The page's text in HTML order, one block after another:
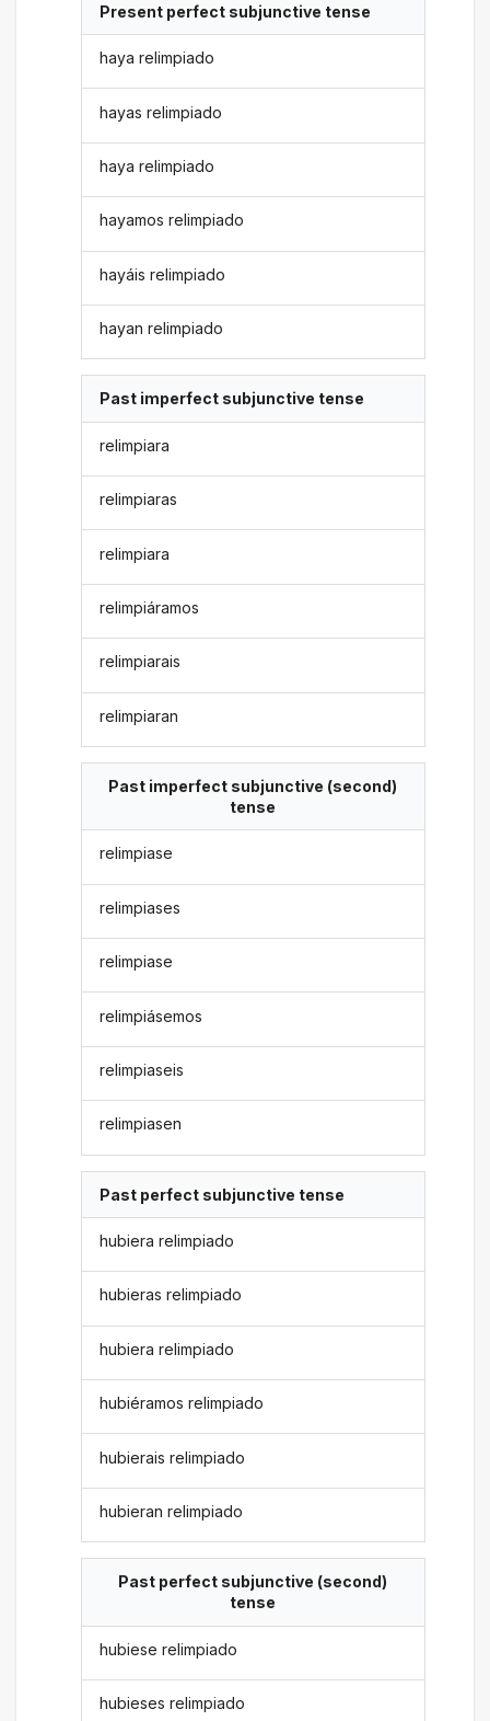
Present perfect subjunctive tense
haya relimpiado
hayas relimpiado
haya relimpiado
hayamos relimpiado
hayáis relimpiado
hayan relimpiado
Past imperfect subjunctive tense
relimpiara
relimpiaras
relimpiara
relimpiáramos
relimpiarais
relimpiaran
Past imperfect subjunctive (second)
tense
relimpiase
relimpiases
relimpiase
relimpiásemos
relimpiaseis
relimpiasen
Past perfect subjunctive tense
hubiera relimpiado
hubieras relimpiado
hubiera relimpiado
hubiéramos relimpiado
hubierais relimpiado
hubieran relimpiado
Past perfect subjunctive (second)
tense
hubiese relimpiado
hubieses relimpiado